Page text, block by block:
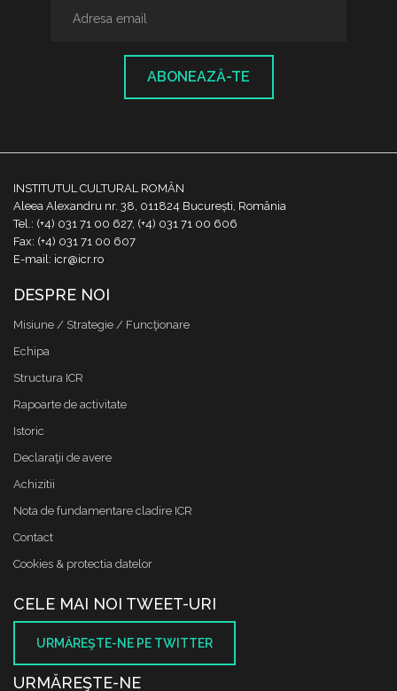
ABONEAZĂ-TE
INSTITUTUL CULTURAL ROMÂN
Aleea Alexandru nr. 38, 011824 București, România
Tel.: (+4) 031 71 00 627, (+4) 031 71 00 606
Fax: (+4) 031 71 00 607
E-mail: icr@icr.ro
DESPRE NOI
Misiune / Strategie / Funcţionare
Echipa
Structura ICR
Rapoarte de activitate
Istoric
Declaraţii de avere
Achizitii
Nota de fundamentare cladire ICR
Contact
Cookies & protectia datelor
CELE MAI NOI TWEET-URI
URMĂREŞTE-NE PE TWITTER
URMĂREŞTE-NE